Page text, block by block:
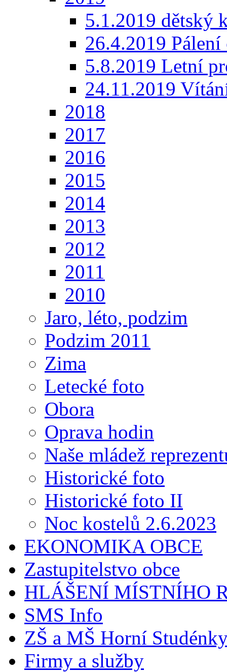
5.1.2019 dětský
26.4.2019
5.8.2019 Letní
24.11.2019
2018
2017
2016
2015
2014
2013
2012
2011
2010
Jaro, léto, podzim
Podzim 2011
Zima
Letecké foto
Obora
Oprava hodin
Naše mládež
Historické foto
Historické foto II
Noc kostelů 2.6.2023
EKONOMIKA OBCE
Zastupitelstvo obce
HLÁŠENÍ MÍSTNÍHO
SMS Info
ZŠ a MŠ Horní
Firmy a služby